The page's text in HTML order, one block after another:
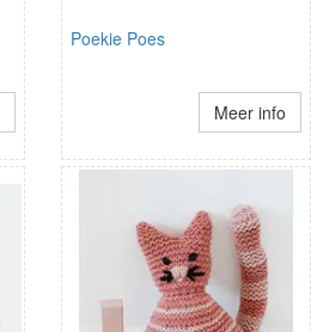
Poekie Poes
Meer info